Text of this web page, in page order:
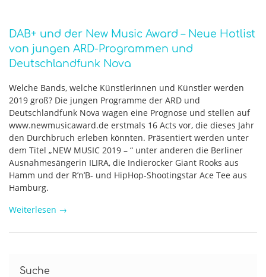
DAB+ und der New Music Award – Neue Hotlist
von jungen ARD-Programmen und
Deutschlandfunk Nova
Welche Bands, welche Künstlerinnen und Künstler werden
2019 groß? Die jungen Programme der ARD und
Deutschlandfunk Nova wagen eine Prognose und stellen auf
www.newmusicaward.de erstmals 16 Acts vor, die dieses Jahr
den Durchbruch erleben könnten. Präsentiert werden unter
dem Titel „NEW MUSIC 2019 – “ unter anderen die Berliner
Ausnahmesängerin ILIRA, die Indierocker Giant Rooks aus
Hamm und der R’n’B- und HipHop-Shootingstar Ace Tee aus
Hamburg.
Weiterlesen →
Suche